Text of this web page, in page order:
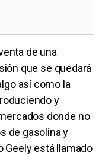
de una
que se quedará
así como la
y
donde no
de gasolina y
Geely está llamado